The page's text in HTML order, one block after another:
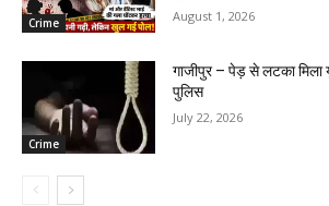
Crime August 1, 2026
Crime
गाजीपुर – पेड़ से लटका
पुलिस
July 22, 2026